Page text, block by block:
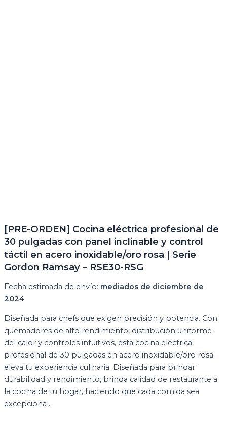
[PRE-ORDEN] Cocina eléctrica profesional de
30 pulgadas con panel inclinable y control
táctil en acero inoxidable/oro rosa | Serie
Gordon Ramsay – RSE30-RSG
Fecha estimada de envío: mediados de diciembre de
2024
Diseñada para chefs que exigen precisión y potencia. Con
quemadores de alto rendimiento, distribución uniforme
del calor y controles intuitivos, esta cocina eléctrica
profesional de 30 pulgadas en acero inoxidable/oro rosa
eleva tu experiencia culinaria. Diseñada para brindar
durabilidad y rendimiento, brinda calidad de restaurante a
la cocina de tu hogar, haciendo que cada comida sea
excepcional.